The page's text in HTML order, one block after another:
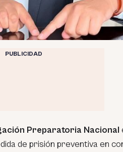
PUBLICIDAD
Preparatoria Nacional
de prisión preventiva en